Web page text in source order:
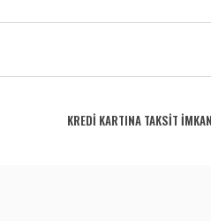
KREDİ KARTINA TAKSİT